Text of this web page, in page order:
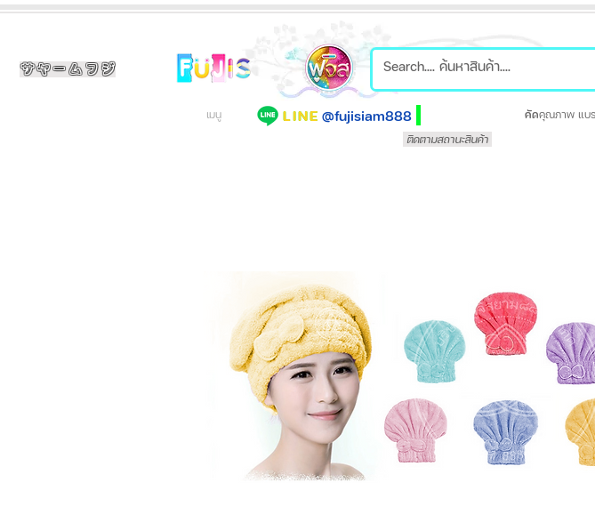
サヤームフジ
@fujisiam888
LINE
เมนู คัดคุณภาพ แบ
ติดตามสถานะสินค้า